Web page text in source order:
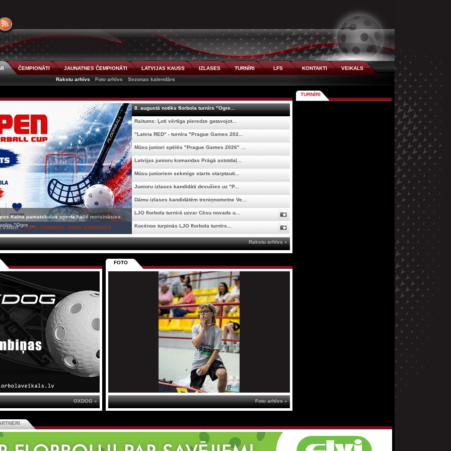
ČEMPIONĀTI JAUNATNES ČEMPIONĀTI LATVIJAS KAUSS IZLASES TURNĪRI LFS KONTAKTI
VEIKALS
Rakstu arhīvs
Foto arhīvs Sezonas kalendārs
Kalna pamatskolas sporta hallē norisināsies
"Ogre ...
8. augustā notiks florbola turnīrs "Ogre...
Raitums: Ļoti vērtīga pieredze gatavojot...
"Latvia RED" - turnīra "Prague Games 202...
Mūsu juniori spēlēs "Prague Games 2026" ...
Latvijas junioru komandas Prāgā astotdaļ...
Mūsu junioriem sekmīgs starts starptauti...
Junioru izlases kandidāti devušies uz "P...
Dāmu izlases kandidātēm treniņnometne Ve...
LJO florbola turnīrā uzvar Cēsu novads u...
Kocēnos turpinās LJO florbola turnīrs...
Rakstu arhīvs »
OXDOG »
FOTO
Foto arhīvs »
TURNĪRI